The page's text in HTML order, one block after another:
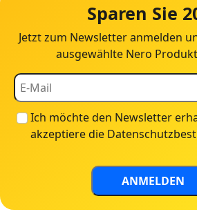
Sparen Sie
Jetzt zum Newsletter anmelden
ausgewählte Nero
Ich möchte den Newsletter
akzeptiere die
ANMELDEN